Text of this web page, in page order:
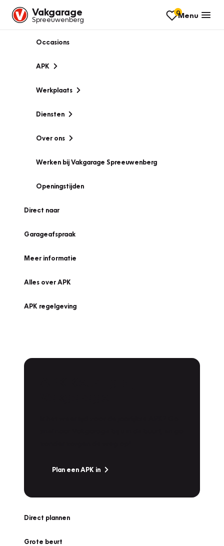
Vakgarage
Spreeuwenberg
0Menu
Occasions
APK
Werkplaats
Diensten
Over ons
Werken bij Vakgarage Spreeuwenberg
Openingstijden
Direct naar
Garageafspraak
Meer informatie
Alles over APK
APK regelgeving
Plan een APK in
Direct plannen
Grote beurt